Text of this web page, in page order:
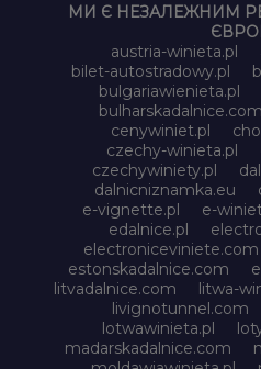
МИ Є НЕЗАЛЕЖНИМ
austria-winieta.pl
bilet-autostradowy.pl
bulgariawienieta.pl
bulharskadalnice.com
cenywiniet.pl
czechy-winieta.pl
czechywiniety.pl
dalnicniznamka.eu
e-vignette.pl
e-
edalnice.pl
electroniceviniete.com
estonskadalnice.com
litvadalnice.com
litwa-
livignotunnel.com
lotwawinieta.pl
madarskadalnice.com